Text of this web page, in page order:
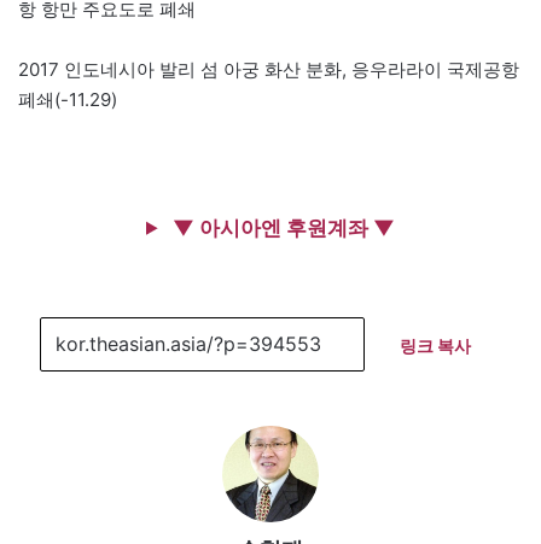
항 항만 주요도로 폐쇄
2017 인도네시아 발리 섬 아궁 화산 분화, 응우라라이 국제공항
폐쇄(-11.29)
▼ 아시아엔 후원계좌 ▼
링크 복사